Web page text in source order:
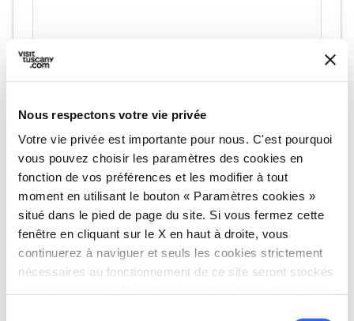
Nous respectons votre vie privée
Votre vie privée est importante pour nous. C'est pourquoi
vous pouvez choisir les paramètres des cookies en
fonction de vos préférences et les modifier à tout
moment en utilisant le bouton « Paramètres cookies »
situé dans le pied de page du site. Si vous fermez cette
fenêtre en cliquant sur le X en haut à droite, vous
continuerez à naviguer et seuls les cookies strictement
nécessaires au fonctionnement de ce site seront stockés
Informations
home Où
Paganico
Paganico, GR, Italia
schedule Quand
Du 29 août 2026 au 06 septembre 2026